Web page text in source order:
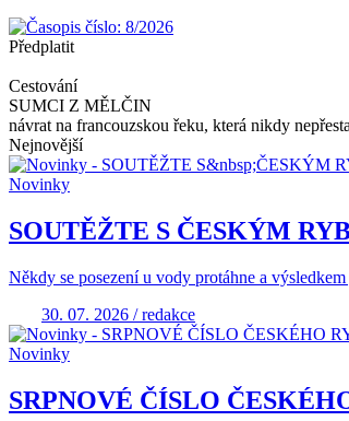
Předplatit
Cestování
SUMCI Z MĚLČIN
návrat na francouzskou řeku, která nikdy
Nejnovější
Novinky
SOUTĚŽTE S ČESKÝM
Někdy se posezení u vody protáhne a
30. 07. 2026 / redakce
Novinky
SRPNOVÉ ČÍSLO